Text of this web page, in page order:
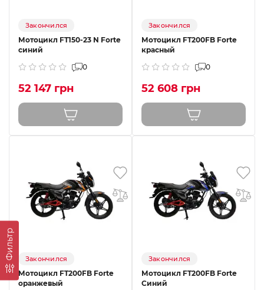
Фильтр
Закончился
Мотоцикл FT150-23 N Forte
синий
0
52 147 грн
Закончился
Мотоцикл FT200FB Forte
красный
0
52 608 грн
Закончился
Мотоцикл FT200FB Forte
оранжевый
Закончился
Мотоцикл FT200FB Forte
Синий